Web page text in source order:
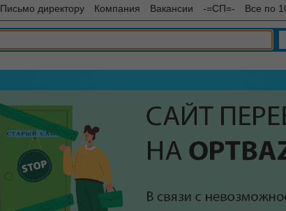
Письмо директору Компания Вакансии -=СП=- Все по